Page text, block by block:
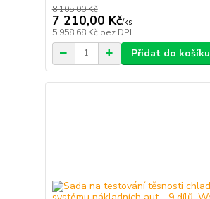
8 105,00 Kč
7 210,00 Kč/ks
5 958,68 Kč bez DPH
Přidat do košíku